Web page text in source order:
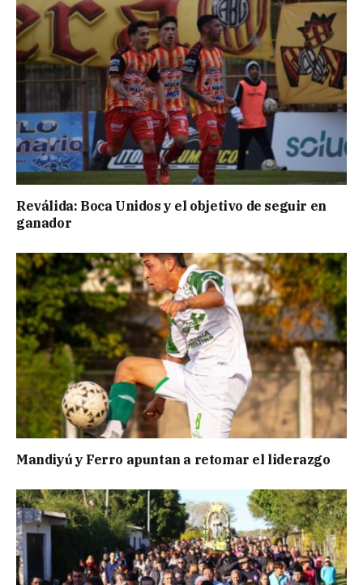
Reválida: Boca Unidos y el objetivo de seguir en
ganador
Mandiyú y Ferro apuntan a retomar el liderazgo